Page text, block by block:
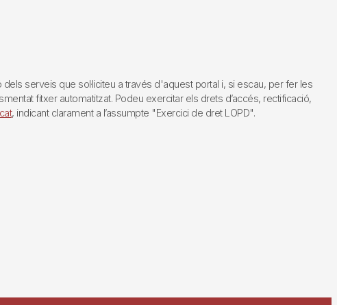
serveis que sol·liciteu a través d'aquest portal i, si escau, per fer les
fitxer automatitzat. Podeu exercitar els drets d’accés, rectificació,
, indicant clarament a l’assumpte "Exercici de dret LOPD".